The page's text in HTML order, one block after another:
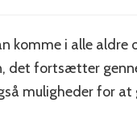
komme i alle aldre
det fortsætter
muligheder for